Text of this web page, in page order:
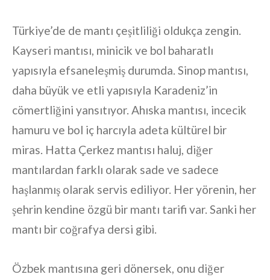
Türkiye’de de mantı çeşitliliği oldukça zengin.
Kayseri mantısı, minicik ve bol baharatlı
yapısıyla efsaneleşmiş durumda. Sinop mantısı,
daha büyük ve etli yapısıyla Karadeniz’in
cömertliğini yansıtıyor. Ahıska mantısı, incecik
hamuru ve bol iç harcıyla adeta kültürel bir
miras. Hatta Çerkez mantısı haluj, diğer
mantılardan farklı olarak sade ve sadece
haşlanmış olarak servis ediliyor. Her yörenin, her
şehrin kendine özgü bir mantı tarifi var. Sanki her
mantı bir coğrafya dersi gibi.
Özbek mantısına geri dönersek, onu diğer